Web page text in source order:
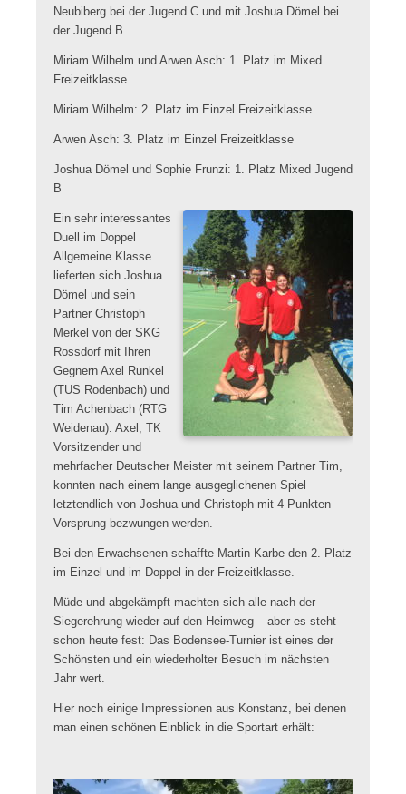
Neubiberg bei der Jugend C und mit Joshua Dömel bei
der Jugend B
Miriam Wilhelm und Arwen Asch: 1. Platz im Mixed
Freizeitklasse
Miriam Wilhelm: 2. Platz im Einzel Freizeitklasse
Arwen Asch: 3. Platz im Einzel Freizeitklasse
Joshua Dömel und Sophie Frunzi: 1. Platz Mixed Jugend
B
Ein sehr interessantes
Duell im Doppel
Allgemeine Klasse
lieferten sich Joshua
Dömel und sein
Partner Christoph
Merkel von der SKG
Rossdorf mit Ihren
Gegnern Axel Runkel
(TUS Rodenbach) und
Tim Achenbach (RTG
Weidenau). Axel, TK
Vorsitzender und
mehrfacher Deutscher Meister mit seinem Partner Tim,
konnten nach einem lange ausgeglichenen Spiel
letztendlich von Joshua und Christoph mit 4 Punkten
Vorsprung bezwungen werden.
Bei den Erwachsenen schaffte Martin Karbe den 2. Platz
im Einzel und im Doppel in der Freizeitklasse.
Müde und abgekämpft machten sich alle nach der
Siegerehrung wieder auf den Heimweg – aber es steht
schon heute fest: Das Bodensee-Turnier ist eines der
Schönsten und ein wiederholter Besuch im nächsten
Jahr wert.
Hier noch einige Impressionen aus Konstanz, bei denen
man einen schönen Einblick in die Sportart erhält: